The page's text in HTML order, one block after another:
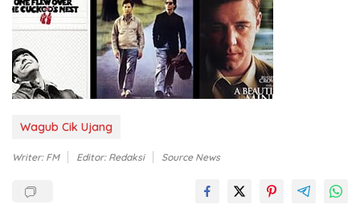
Wagub Cik Ujang
Writer: FM Editor: Redaksi Source News